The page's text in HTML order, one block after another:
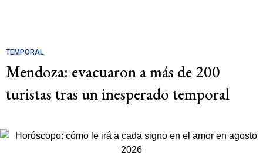
TEMPORAL
Mendoza: evacuaron a más de 200
turistas tras un inesperado temporal